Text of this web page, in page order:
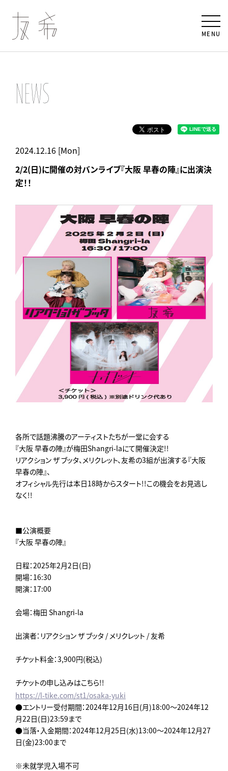
MENU
NEWS
2024.12.16 [Mon]
2/2(日)に開催の対バンライブ『大阪 早春の陣』に出演決
定！！
各所で話題沸騰のアーティストたちが一堂に会する
『大阪 早春の陣』が梅田Shangri-laにて開催決定!!
リアクション ザ ブッタ、メリクレット、友希の3組が出演する『大阪
早春の陣』、
オフィシャル先行は本日18時からスタート!!この機会をお見逃し
なく!!
■公演概要
『大阪 早春の陣』
日程：2025年2月2日(日)
開場：16:30
開演：17:00
会場：梅田 Shangri-la
出演者：リアクション ザ ブッタ / メリクレット / 友希
チケット料金：3,900円(税込)
チケットの申し込みはこちら!!
https://l-tike.com/st1/osaka-yuki
●エントリー受付期間：2024年12月16日(月)18:00～2024年12
月22日(日)23:59まで
●当落・入金期間：2024年12月25日(水)13:00～2024年12月27
日(金)23:00まで
※未就学児入場不可